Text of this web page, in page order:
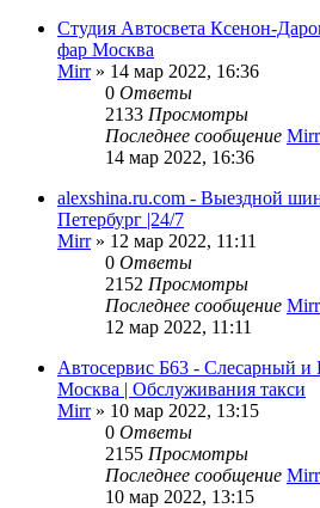
Студия Автосвета Ксенон-
фар Москва
Mirr» 14 мар 2022, 16:36
0 Ответы
2133 Просмотры
Последнее сообщение Mirr
14 мар 2022, 16:36
alexshina.ru.com - Выездной
Петербург |24/7
Mirr» 12 мар 2022, 11:11
0 Ответы
2152 Просмотры
Последнее сообщение Mirr
12 мар 2022, 11:11
Автосервис Б63 - Слесарный
Москва | Обслуживания такси
Mirr» 10 мар 2022, 13:15
0 Ответы
2155 Просмотры
Последнее сообщение Mirr
10 мар 2022, 13:15